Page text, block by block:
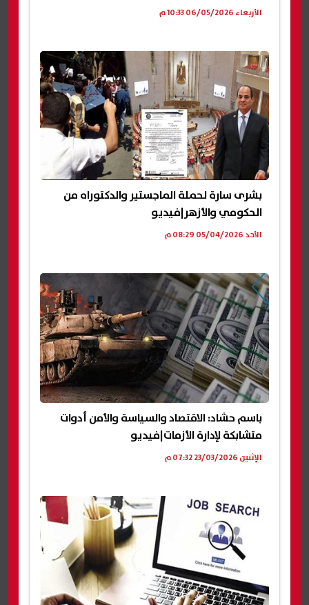
الأربعاء 06/05/2026 10:33 م
بشرى سارة لحملة الماجستير والدكتوراه من
الحكومي والأزهر|فيديو
الأحد 05/04/2026 08:29 م
باسم حشاد: الاقتصاد والسياسة والأمن أدوات
متشابكة لإدارة الأزمات|فيديو
الإثنين 23/03/2026 07:32 م